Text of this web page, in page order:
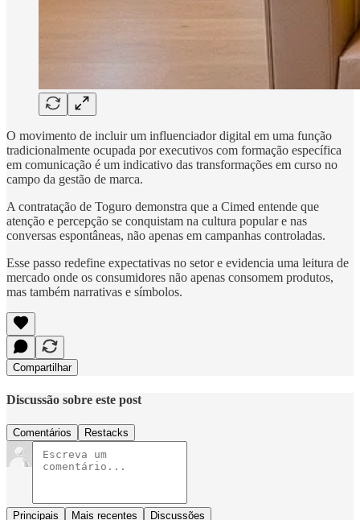
O movimento de incluir um influenciador digital em uma função
tradicionalmente ocupada por executivos com formação específica
em comunicação é um indicativo das transformações em curso no
campo da gestão de marca.
A contratação de Toguro demonstra que a Cimed entende que
atenção e percepção se conquistam na cultura popular e nas
conversas espontâneas, não apenas em campanhas controladas.
Esse passo redefine expectativas no setor e evidencia uma leitura de
mercado onde os consumidores não apenas consomem produtos,
mas também narrativas e símbolos.
Compartilhar
Discussão sobre este post
Comentários Restacks
Principais Mais recentes Discussões